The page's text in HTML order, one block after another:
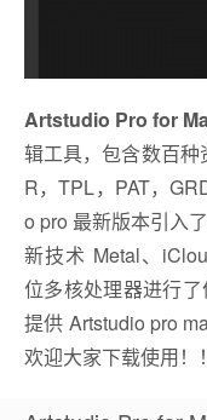
Artstudio Pro for
辑工具，包含数百
R，TPL，PAT，
o pro 最新版本引入
新技术 Metal、
位多核处理器进行
提供 Artstudio pro
欢迎大家下载使用！！